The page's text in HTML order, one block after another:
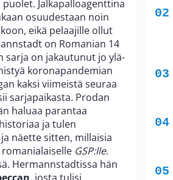
Jalkapalloagenttina
osuudestaan noin
eikä pelaajille ollut
on Romanian 14
sarja on jakautunut jo ylä-
koronapandemian
kaksi viimeistä seuraa
sarjapaikasta. Prodan
haluaa parantaa
ja tulen
näette sitten, millaisia
GSP:lle.
Hermannstadtissa hän